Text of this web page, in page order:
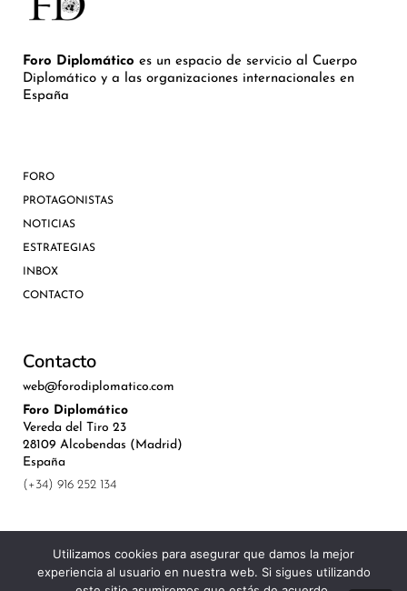
Foro Diplomático es un espacio de servicio al Cuerpo
Diplomático y a las organizaciones internacionales en
España
FORO
PROTAGONISTAS
NOTICIAS
ESTRATEGIAS
INBOX
CONTACTO
Contacto
web@forodiplomatico.com
Foro Diplomático
Vereda del Tiro 23
28109 Alcobendas (Madrid)
España
(+34) 916 252 134
©Royal Lis Spain 2024
Utilizamos cookies para asegurar que damos la mejor
experiencia al usuario en nuestra web. Si sigues utilizando